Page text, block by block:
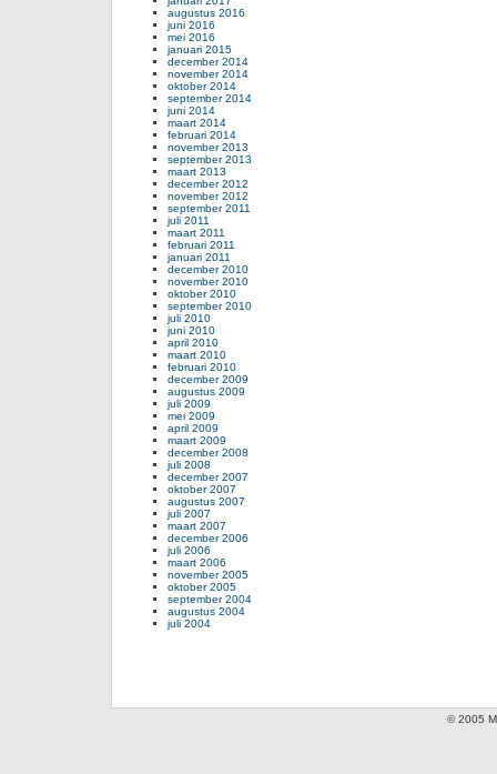
augustus 2016
juni 2016
mei 2016
januari 2015
december 2014
november 2014
oktober 2014
september 2014
juni 2014
maart 2014
februari 2014
november 2013
september 2013
maart 2013
december 2012
november 2012
september 2011
juli 2011
maart 2011
februari 2011
januari 2011
december 2010
november 2010
oktober 2010
september 2010
juli 2010
juni 2010
april 2010
maart 2010
februari 2010
december 2009
augustus 2009
juli 2009
mei 2009
april 2009
maart 2009
december 2008
juli 2008
december 2007
oktober 2007
augustus 2007
juli 2007
maart 2007
december 2006
juli 2006
maart 2006
november 2005
oktober 2005
september 2004
augustus 2004
juli 2004
© 2005